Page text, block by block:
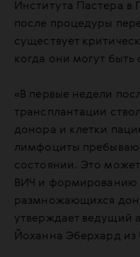
Института Пастера в
после процедуры
существует
когда они могут
«В первые недели
трансплантации
донора и клетки
лимфоциты
состоянии. Это
ВИЧ и формированию
размножающихся
утверждает ведущий
Йоханна Эберхард из